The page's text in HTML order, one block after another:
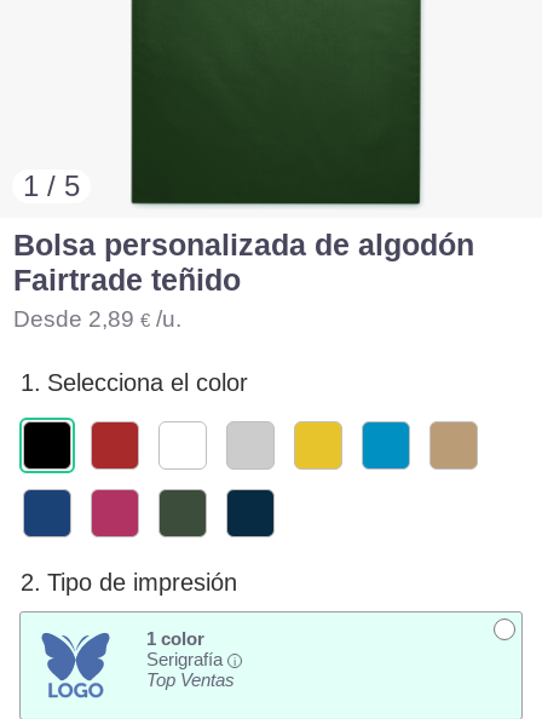
1 / 5
Bolsa personalizada de algodón
Fairtrade teñido
Desde 2,89 € /u.
1. Selecciona el color
2. Tipo de impresión
1 color
Serigrafía
i
Top Ventas